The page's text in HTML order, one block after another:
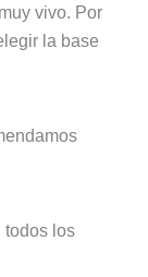
vivo. Por
la base
todos los